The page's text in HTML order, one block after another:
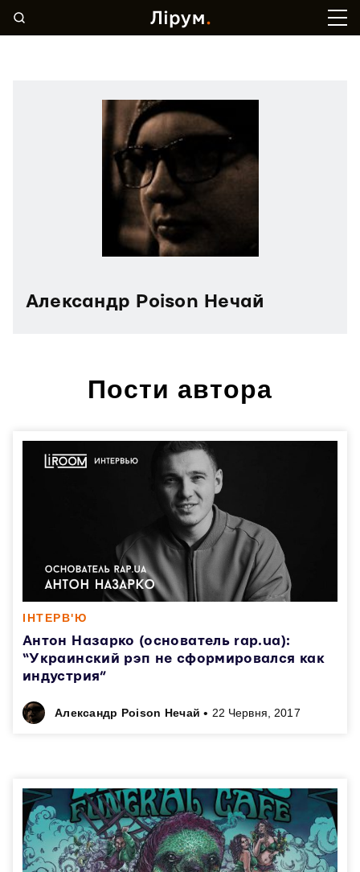
Александр Poison Нечай
Пости автора
ІНТЕРВ'Ю
Антон Назарко (основатель rap.ua):
“Украинский рэп не сформировался как
индустрия”
Александр Poison Нечай • 22 Червня, 2017